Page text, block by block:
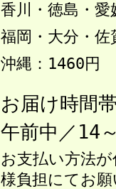
香川・徳島・
福岡・大分・
沖縄：1460円
お届け時間
午前中／14
お支払い方法
様負担にてお